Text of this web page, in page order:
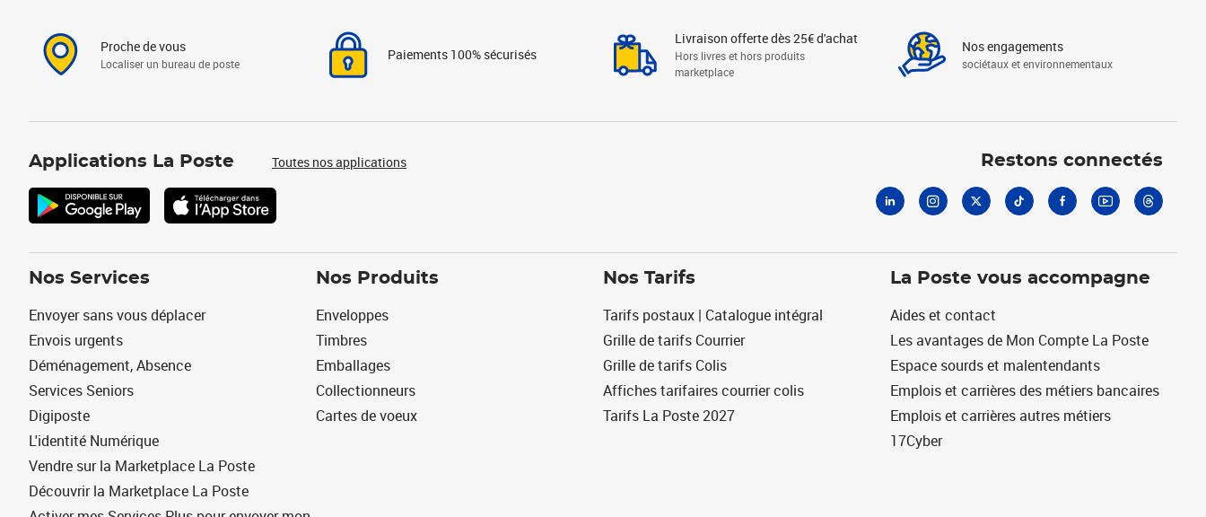
Proche de vous
Localiser un bureau de poste
Paiements 100% sécurisés
Livraison offerte dès 25€ d'achat
Hors livres et hors produits
marketplace
Nos engagements
sociétaux et environnementaux
Applications La Poste Toutes nos applications Restons connectés
Nos Services
Envoyer sans vous déplacer
Envois urgents
Déménagement, Absence
Services Seniors
Digiposte
L'identité Numérique
Vendre sur la Marketplace La Poste
Découvrir la Marketplace La Poste
Nos Produits
Enveloppes
Timbres
Emballages
Collectionneurs
Cartes de voeux
Nos Tarifs
Tarifs postaux | Catalogue intégral
Grille de tarifs Courrier
Grille de tarifs Colis
Affiches tarifaires courrier colis
Tarifs La Poste 2027
La Poste vous accompagne
Aides et contact
Les avantages de Mon Compte La Poste
Espace sourds et malentendants
Emplois et carrières des métiers bancaires
Emplois et carrières autres métiers
17Cyber